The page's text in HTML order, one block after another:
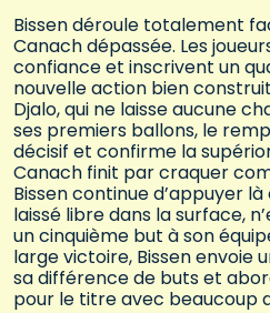
Bissen déroule totalement
Canach dépassée. Les
confiance et inscrivent un
nouvelle action bien
Djalo, qui ne laisse aucune
ses premiers ballons, le
décisif et confirme la
Canach finit par craquer
Bissen continue d’appuyer
laissé libre dans la surface,
un cinquième but à son
large victoire, Bissen envoie
sa différence de buts et
pour le titre avec beaucoup